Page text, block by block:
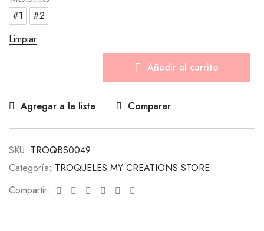
#1
#2
Limpiar
Añadir al carrito
Agregar a la lista Comparar
SKU: TROQBS0049
Categoría: TROQUELES MY CREATIONS STORE
Compartir:
Facebook
TwitterLinkedinGoogle+Pinterest